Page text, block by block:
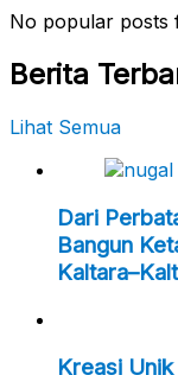
No popular posts
Berita
Lihat Semua
Dari
Bangun
Kreasi